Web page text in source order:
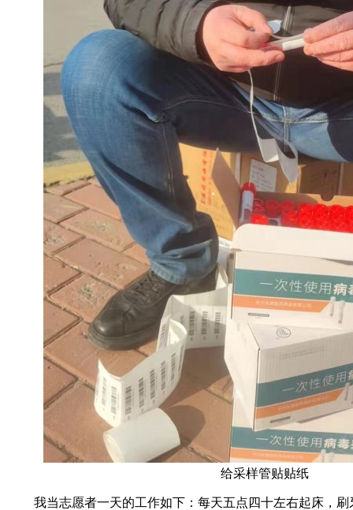
给采样管贴贴纸
我当志愿者一天的工作如下：每天五点四十左右起床，刷